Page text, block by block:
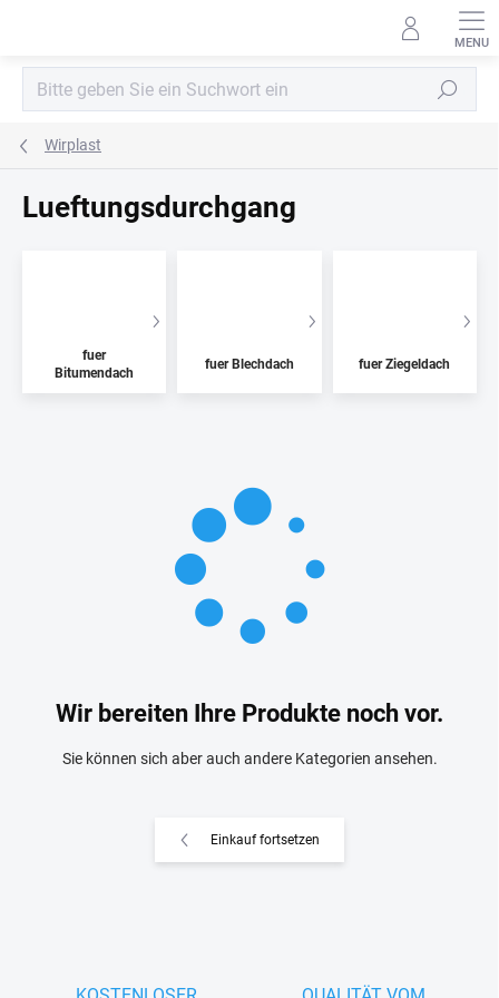
Suchen
Wirplast
Lueftungsdurchgang
fuer
Bitumendach
fuer Blechdach fuer Ziegeldach
Wir bereiten Ihre Produkte noch vor.
Sie können sich aber auch andere Kategorien ansehen.
Einkauf fortsetzen